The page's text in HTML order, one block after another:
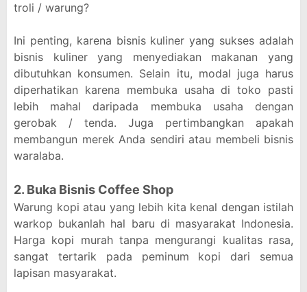
troli / warung?
Ini penting, karena bisnis kuliner yang sukses adalah
bisnis kuliner yang menyediakan makanan yang
dibutuhkan konsumen. Selain itu, modal juga harus
diperhatikan karena membuka usaha di toko pasti
lebih mahal daripada membuka usaha dengan
gerobak / tenda. Juga pertimbangkan apakah
membangun merek Anda sendiri atau membeli bisnis
waralaba.
2. Buka Bisnis Coffee Shop
Warung kopi atau yang lebih kita kenal dengan istilah
warkop bukanlah hal baru di masyarakat Indonesia.
Harga kopi murah tanpa mengurangi kualitas rasa,
sangat tertarik pada peminum kopi dari semua
lapisan masyarakat.